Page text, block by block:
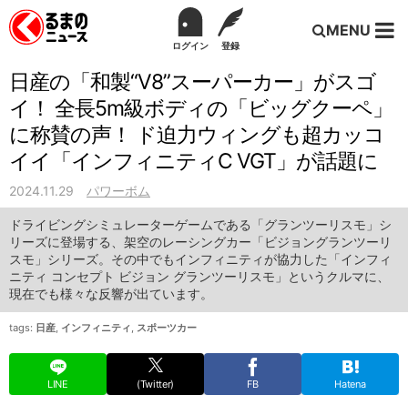
ログイン 登録
MENU
日産の「和製“V8”スーパーカー」がスゴ
イ！ 全長5m級ボディの「ビッグクーペ」
に称賛の声！ ド迫力ウィングも超カッコ
イイ「インフィニティC VGT」が話題に
2024.11.29 パワーボム
ドライビングシミュレーターゲームである「グランツーリスモ」シ
リーズに登場する、架空のレーシングカー「ビジョングランツーリ
スモ」シリーズ。その中でもインフィニティが協力した「インフィ
ニティ コンセプト ビジョン グランツーリスモ」というクルマに、
現在でも様々な反響が出ています。
tags: 日産, インフィニティ , スポーツカー
LINE (Twitter) FB Hatena